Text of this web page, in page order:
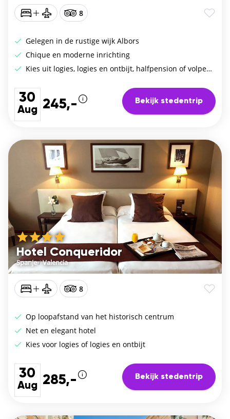
8
Gelegen in de rustige wijk Albors
Chique en moderne inrichting
Kies uit logies, logies en ontbijt, halfpension of volpension
30
Aug 245,- Bekijk stedentrip
Hotel Conqueridor
Spanje/Valencia
8
Op loopafstand van het historisch centrum
Net en elegant hotel
Kies voor logies of logies en ontbijt
30
Aug 285,- Bekijk stedentrip